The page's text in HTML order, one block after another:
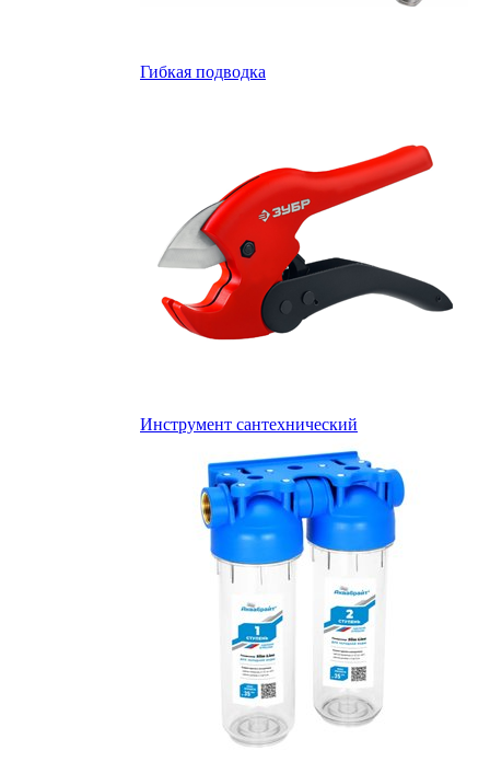
Гибкая подводка
Инструмент сантехнический